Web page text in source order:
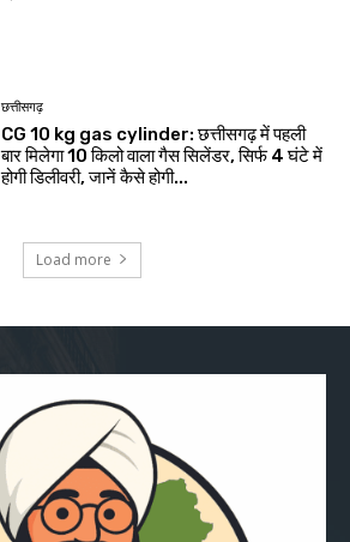
छत्तीसगढ़
CG 10 kg gas cylinder: छत्तीसगढ़ में पहली
बार मिलेगा 10 किलो वाला गैस सिलेंडर, सिर्फ 4 घंटे में
होगी डिलीवरी, जानें कैसे होगी...
Load more